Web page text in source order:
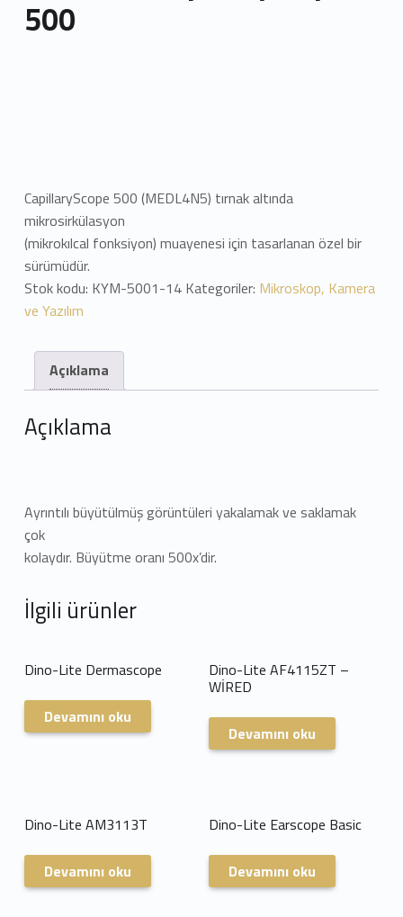
500
CapillaryScope 500 (MEDL4N5) tırnak altında
mikrosirkülasyon
(mikrokılcal fonksiyon) muayenesi için tasarlanan özel bir
sürümüdür.
Stok kodu: KYM-5001-14 Kategoriler: Mikroskop, Kamera
ve Yazılım
Açıklama
Açıklama
Ayrıntılı büyütülmüş görüntüleri yakalamak ve saklamak
çok
kolaydır. Büyütme oranı 500x’dir.
İlgili ürünler
Dino-Lite Dermascope
Devamını oku
Dino-Lite AF4115ZT –
WİRED
Devamını oku
Dino-Lite AM3113T
Devamını oku
Dino-Lite Earscope Basic
Devamını oku